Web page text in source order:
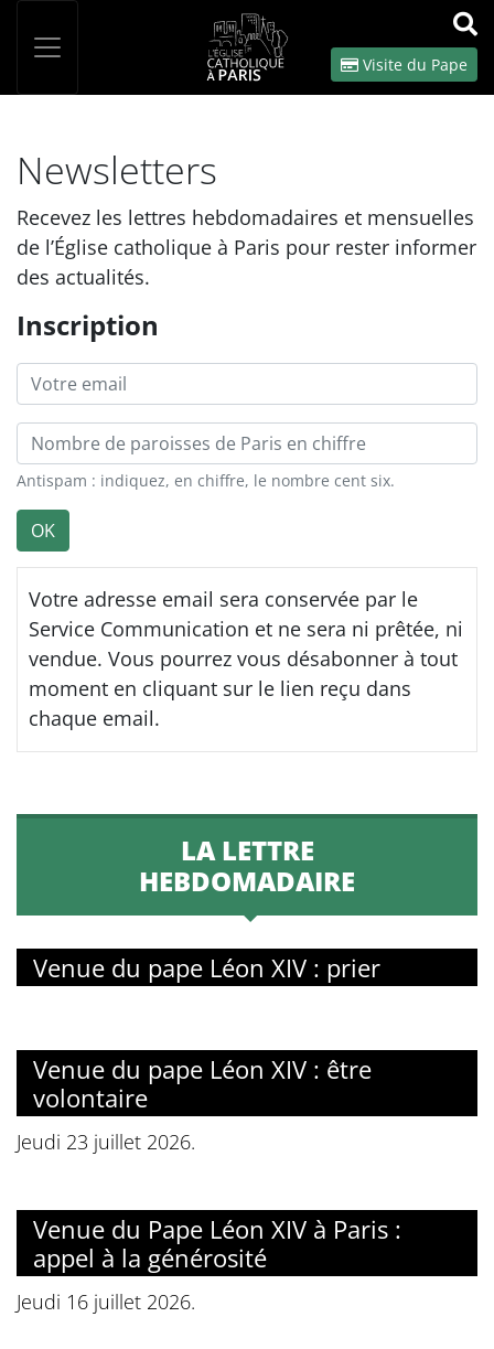
OK
Visite du Pape
Newsletters
Recevez les lettres hebdomadaires et mensuelles
de l’Église catholique à Paris pour rester informer
des actualités.
Inscription
Email
Nombre de paroisses
Antispam : indiquez, en chiffre, le nombre cent six.
OK
Votre adresse email sera conservée par le
Service Communication et ne sera ni prêtée, ni
vendue. Vous pourrez vous désabonner à tout
moment en cliquant sur le lien reçu dans
chaque email.
LA LETTRE
HEBDOMADAIRE
Venue du pape Léon XIV : prier
Venue du pape Léon XIV : être
volontaire
Jeudi 23 juillet 2026.
Venue du Pape Léon XIV à Paris :
appel à la générosité
Jeudi 16 juillet 2026.
Panneau de gestion des cookies